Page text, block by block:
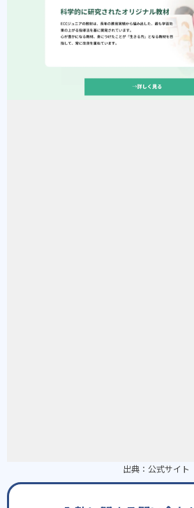
出典： 公式サイト